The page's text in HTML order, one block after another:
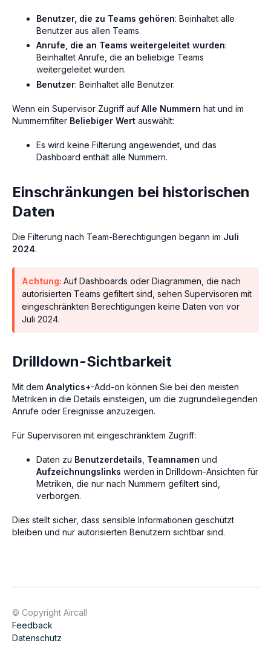
Benutzer, die zu Teams gehören: Beinhaltet alle
Benutzer aus allen Teams.
Anrufe, die an Teams weitergeleitet wurden:
Beinhaltet Anrufe, die an beliebige Teams
weitergeleitet wurden.
Benutzer: Beinhaltet alle Benutzer.
Wenn ein Supervisor Zugriff auf Alle Nummern hat und im
Nummernfilter Beliebiger Wert auswählt:
Es wird keine Filterung angewendet, und das
Dashboard enthält alle Nummern.
Einschränkungen bei historischen
Daten
Die Filterung nach Team-Berechtigungen begann im Juli
2024.
Achtung: Auf Dashboards oder Diagrammen, die nach
autorisierten Teams gefiltert sind, sehen Supervisoren mit
eingeschränkten Berechtigungen keine Daten von vor
Juli 2024.
Drilldown-Sichtbarkeit
Mit dem Analytics+-Add-on können Sie bei den meisten
Metriken in die Details einsteigen, um die zugrundeliegenden
Anrufe oder Ereignisse anzuzeigen.
Für Supervisoren mit eingeschränktem Zugriff:
Daten zu Benutzerdetails Teamnamen und
Aufzeichnungslinks werden in Drilldown-Ansichten für
Metriken, die nur nach Nummern gefiltert sind,
verborgen.
Dies stellt sicher, dass sensible Informationen geschützt
bleiben und nur autorisierten Benutzern sichtbar sind.
© Copyright Aircall
Feedback
Datenschutz